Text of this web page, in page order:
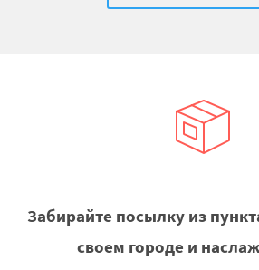
Забирайте посылку из
своем городе и